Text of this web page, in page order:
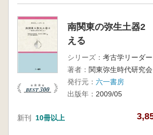
南関東の弥生土器2
える
シリーズ： 考古学リーダ
著者：
発行元： 六一書房
出版年： 2009/05
新刊 10冊以上